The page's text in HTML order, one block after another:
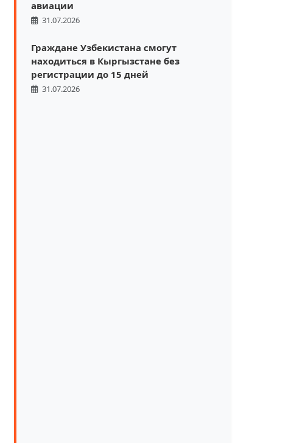
авиации
31.07.2026
Граждане Узбекистана смогут
находиться в Кыргызстане без
регистрации до 15 дней
31.07.2026